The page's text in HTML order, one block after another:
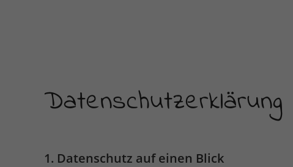
Datenschutzerklärung
1. Datenschutz auf einen Blick